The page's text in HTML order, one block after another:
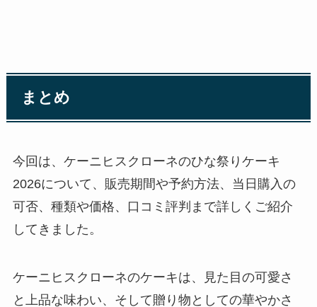
まとめ
今回は、ケーニヒスクローネのひな祭りケーキ
2026について、販売期間や予約方法、当日購入の
可否、種類や価格、口コミ評判まで詳しくご紹介
してきました。
ケーニヒスクローネのケーキは、見た目の可愛さ
と上品な味わい、そして贈り物としての華やかさ